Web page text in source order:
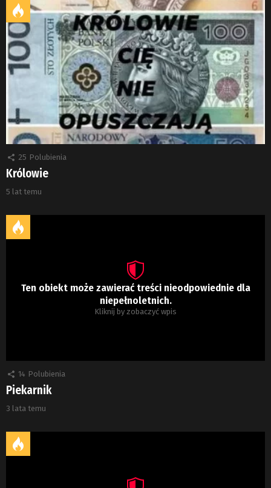
25 Polubienia
Królowie
5 lat temu
Ten obiekt może zawierać treści nieodpowiednie dla
niepełnoletnich.
Kliknij by zobaczyć wpis
14 Polubienia
Piekarnik
3 lata temu